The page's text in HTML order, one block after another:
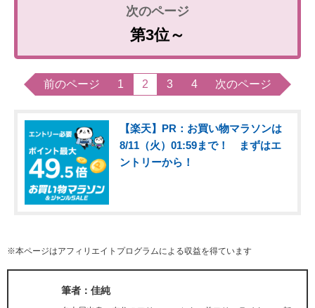
第3位～
前のページ 1 2 3 4 次のページ
【楽天】PR：お買い物マラソンは
8/11（火）01:59まで！ まずはエ
ントリーから！
※本ページはアフィリエイトプログラムによる収益を得ています
筆者：佳純